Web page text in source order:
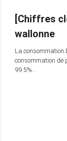
[Chiffres
wallonne
La consommation
consommation de
99.5%…